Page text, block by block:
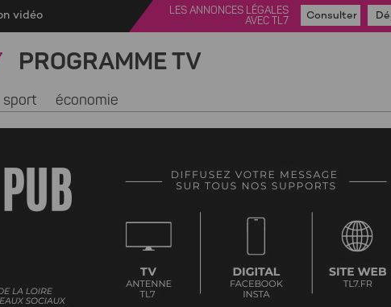
vidéo
LES ANNONCES LÉGALES
AVEC TL7
Consulter
PROGRAMME TV
sport économie